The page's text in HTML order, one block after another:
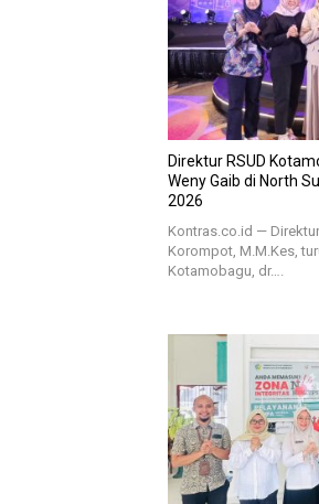
Direktur RSUD
Weny Gaib di North
2026
Kontras.co.id —
Korompot, M.M.Kes,
Kotamobagu, dr….